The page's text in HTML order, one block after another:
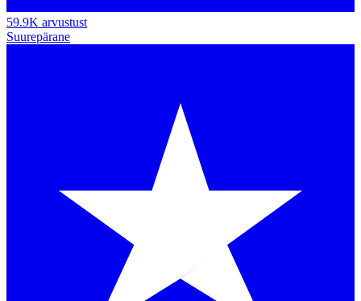
59.9K arvustust
Suurepärane